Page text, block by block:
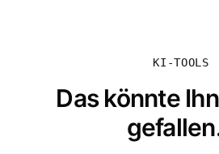
KI-TOOLS
Das könnte